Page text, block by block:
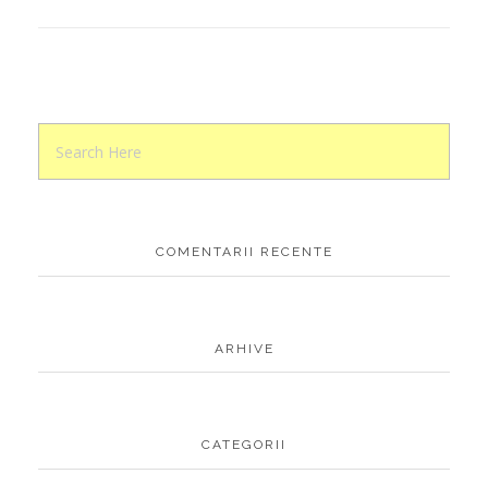
COMENTARII RECENTE
ARHIVE
CATEGORII